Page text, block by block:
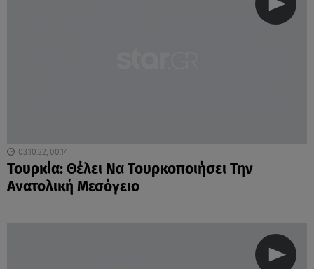
03.10.22, 00:14
Τουρκία: Θέλει Να Τουρκοποιήσει Την
Ανατολική Μεσόγειο